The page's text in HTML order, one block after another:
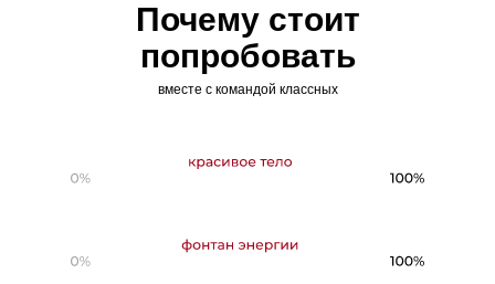
вместе с командой классных
Почему стоит
попробовать